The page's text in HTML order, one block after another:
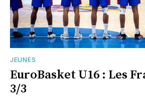
JEUNES
EuroBasket U16 : Les
3/3